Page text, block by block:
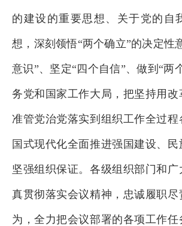
的建设的重要思想、关于党的自
想，深刻领悟“两个确立”的决定性
意识”、坚定“四个自信”、做到“两
务党和国家工作大局，把坚持用
准管党治党落实到组织工作全过程
国式现代化全面推进强国建设、
坚强组织保证。各级组织部门和广
真贯彻落实会议精神，忠诚履职
为，全力把会议部署的各项工作任